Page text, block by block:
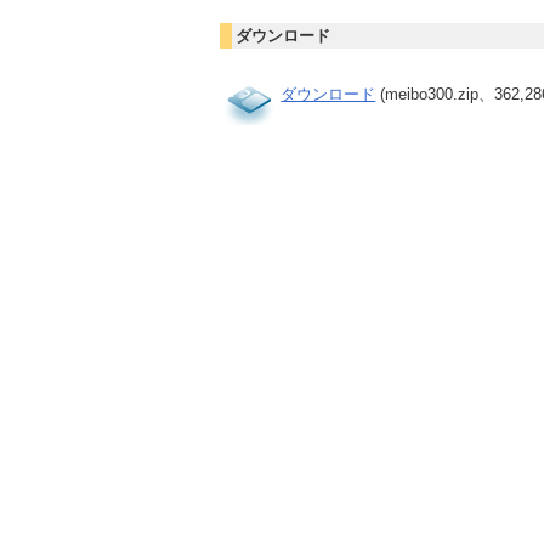
ダウンロード
ダウンロード (meibo300.zip、